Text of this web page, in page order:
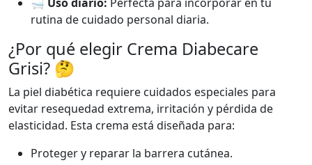
🛁 Uso diario: Perfecta para incorporar en tu
rutina de cuidado personal diaria.
¿Por qué elegir Crema Diabecare
Grisi? 🤔
La piel diabética requiere cuidados especiales para
evitar resequedad extrema, irritación y pérdida de
elasticidad. Esta crema está diseñada para:
Proteger y reparar la barrera cutánea.